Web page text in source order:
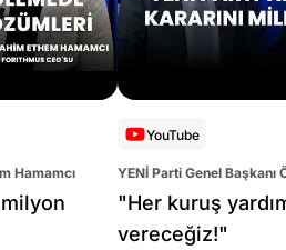
Hamamcı
YouTube
YENİ Parti Genel Başkanı
Altaylı
"Her kuruş
vereceğiz!"